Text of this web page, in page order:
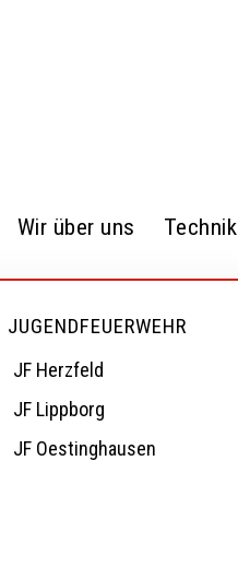
Wir über uns
JUGENDFEUERWEHR
JF Herzfeld
JF Lippborg
JF Oestinghausen
Technik